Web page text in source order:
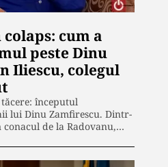
cum a
peste Dinu
Iliescu, colegul
începutul
lui Dinu Zamfirescu. Dintr-
de la Radovanu,…